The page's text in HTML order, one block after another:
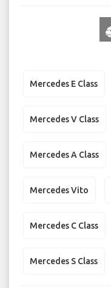
Mercedes E Class
Mercedes V Class
Mercedes A Class
Mercedes Vito
Mercedes C Class
Mercedes S Class